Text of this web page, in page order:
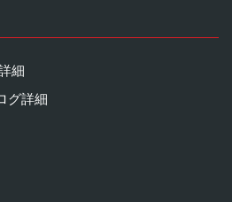
細
グ詳細